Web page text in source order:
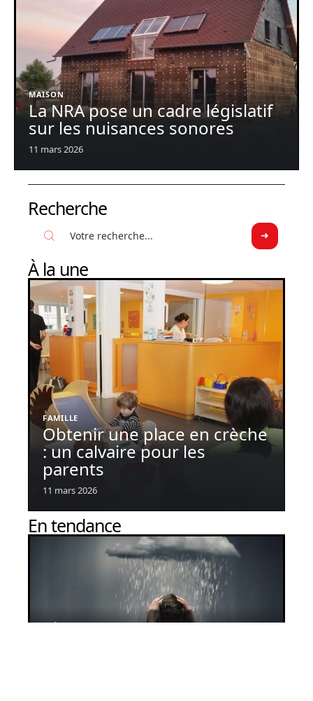
MAISON
La NRA pose un cadre législatif
sur les nuisances sonores
11 mars 2026
Recherche
À la une
FAMILLE
Obtenir une place en crèche
: un calvaire pour les
parents
11 mars 2026
En tendance
Dépression : comment l’identifier ?